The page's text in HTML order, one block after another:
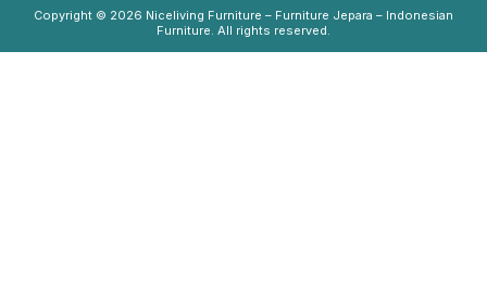
Copyright © 2026 Niceliving Furniture – Furniture Jepara – Indonesian
Furniture. All rights reserved.